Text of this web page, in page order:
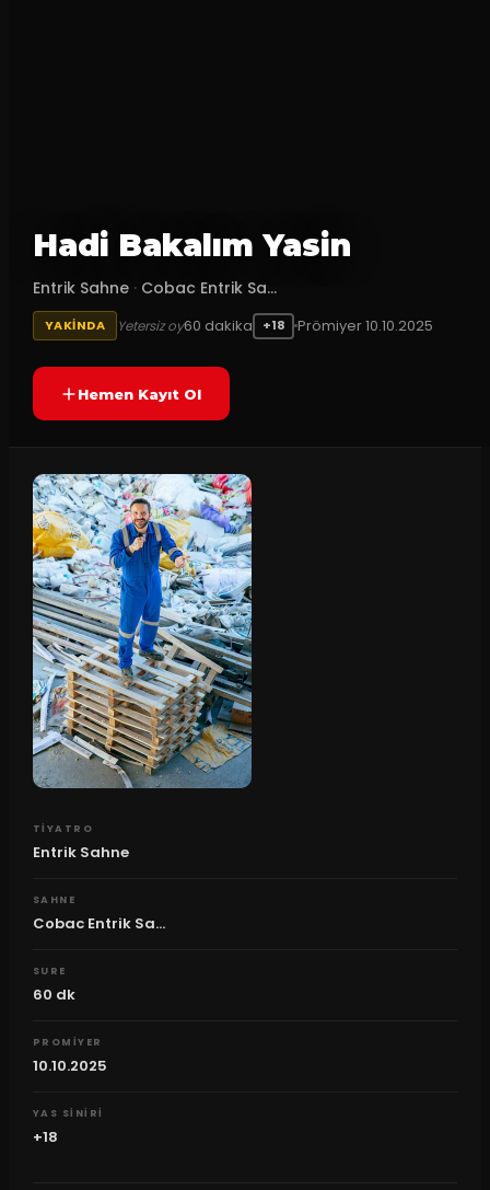
Hadi Bakalım Yasin
Entrik Sahne · Cobac Entrik Sa...
YAKINDA Yetersiz oy60 dakika +18 Prömiyer10.10.2025
Hemen Kayıt Ol
TIYATRO
Entrik Sahne
SAHNE
Cobac Entrik Sa...
SURE
60 dk
PROMIYER
10.10.2025
YAS SINIRI
+18